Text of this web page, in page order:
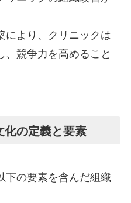
により、クリニックは
、競争力を高めること
化の定義と要素
下の要素を含んだ組織